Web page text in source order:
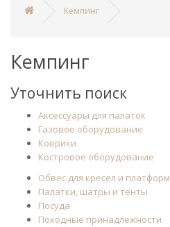
Кемпинг
Кемпинг
Уточнить поиск
Аксессуары для палаток
Газовое оборудование
Коврики
Костровое оборудование
Обвес для кресел и платформ
Палатки, шатры и тенты
Посуда
Походные принадлежности